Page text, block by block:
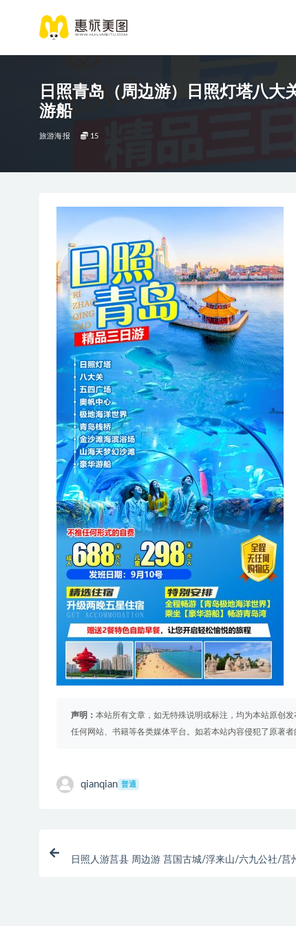
日照青岛（周边游）日照灯塔八
游船
旅游海报 15
声明： 本站所有文章，如无特殊说明或标注，均为本站原创
任何网站、书籍等各类媒体平台。如若本站内容侵犯了原著者
qianqian 普通
日照人游莒县 周边游 莒国古城/浮来山/六九公社/莒